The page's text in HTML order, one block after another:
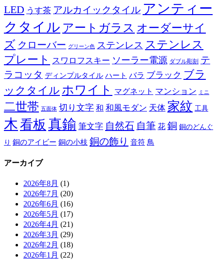
LED うす茶 アルカイックタイル アンティー
クタイル アートガラス オーダーサイ
ズ クローバー グリーン色 ステンレス ステンレス
プレート スワロフスキー ソーラー電源 ダブル彫刻 テ
ラコッタ ディンプルタイル ハート バラ ブラック ブラ
ックタイル ホワイト マグネット マンション ミニ
二世帯 五面体 切り文字 和 和風モダン 天体 家紋 工具
木看板 真鍮 筆文字 自然石 自筆 花 銅 銅のどんぐ
り 銅のアイビー 銅の小枝 銅の飾り 音符 鳥
アーカイブ
2026年8月 (1)
2026年7月 (20)
2026年6月 (16)
2026年5月 (17)
2026年4月 (21)
2026年3月 (29)
2026年2月 (18)
2026年1月 (22)